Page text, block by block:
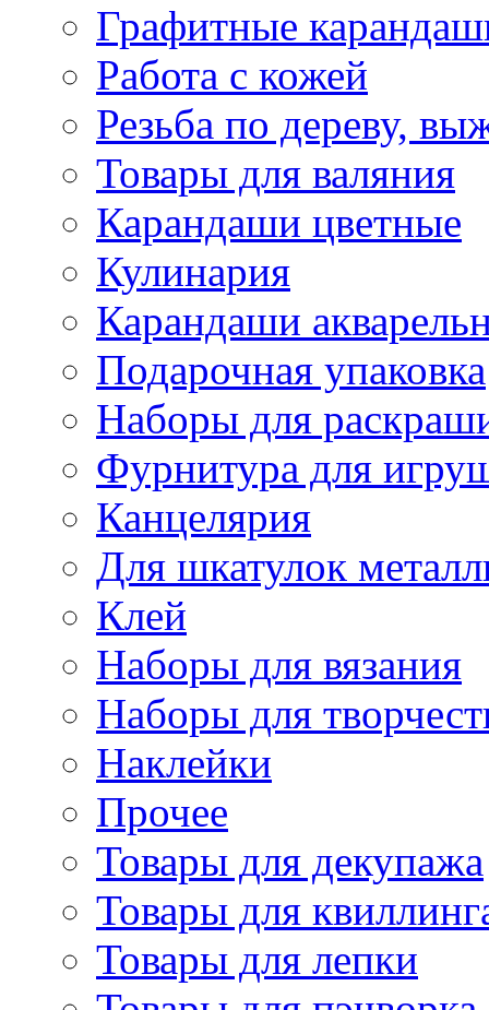
Графитные
Работа с кожей
Резьба по дереву,
Товары для валяния
Карандаши цветные
Кулинария
Карандаши
Подарочная упаковка
Наборы для
Фурнитура для
Канцелярия
Для шкатулок
Клей
Наборы для вязания
Наборы для
Наклейки
Прочее
Товары для декупажа
Товары для
Товары для лепки